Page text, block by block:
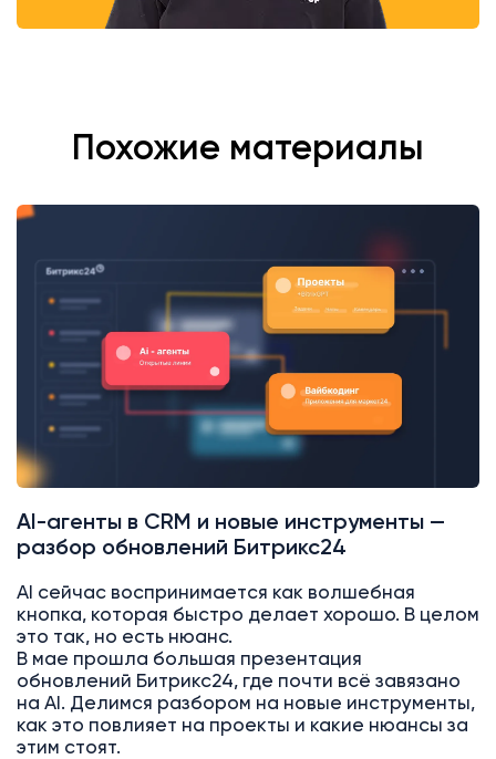
Похожие материалы
AI-агенты в CRM и новые инструменты —
разбор обновлений Битрикс24
AI сейчас воспринимается как волшебная
кнопка, которая быстро делает хорошо. В целом
это так, но есть нюанс.
В мае прошла большая презентация
обновлений Битрикс24, где почти всё завязано
на AI. Делимся разбором на новые инструменты,
как это повлияет на проекты и какие нюансы за
этим стоят.